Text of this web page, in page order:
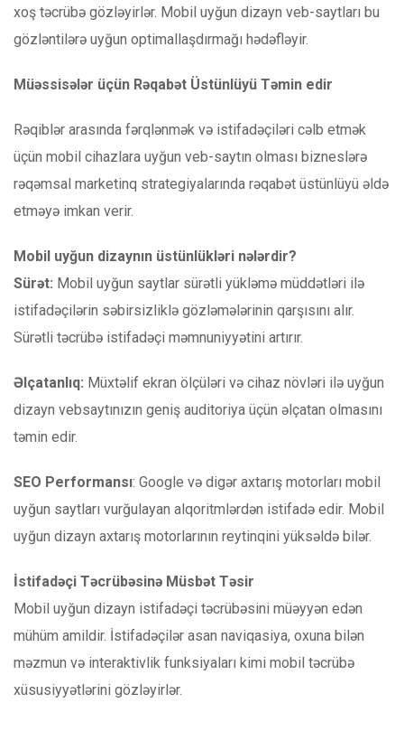
xoş təcrübə gözləyirlər. Mobil uyğun dizayn veb-saytları bu
gözləntilərə uyğun optimallaşdırmağı hədəfləyir.
Müəssisələr üçün Rəqabət Üstünlüyü Təmin edir
Rəqiblər arasında fərqlənmək və istifadəçiləri cəlb etmək
üçün mobil cihazlara uyğun veb-saytın olması bizneslərə
rəqəmsal marketinq strategiyalarında rəqabət üstünlüyü əldə
etməyə imkan verir.
Mobil uyğun dizaynın üstünlükləri nələrdir?
Sürət: Mobil uyğun saytlar sürətli yükləmə müddətləri ilə
istifadəçilərin səbirsizliklə gözləmələrinin qarşısını alır.
Sürətli təcrübə istifadəçi məmnuniyyətini artırır.
Əlçatanlıq: Müxtəlif ekran ölçüləri və cihaz növləri ilə uyğun
dizayn vebsaytınızın geniş auditoriya üçün əlçatan olmasını
təmin edir.
SEO Performansı: Google və digər axtarış motorları mobil
uyğun saytları vurğulayan alqoritmlərdən istifadə edir. Mobil
uyğun dizayn axtarış motorlarının reytinqini yüksəldə bilər.
İstifadəçi Təcrübəsinə Müsbət Təsir
Mobil uyğun dizayn istifadəçi təcrübəsini müəyyən edən
mühüm amildir. İstifadəçilər asan naviqasiya, oxuna bilən
məzmun və interaktivlik funksiyaları kimi mobil təcrübə
xüsusiyyətlərini gözləyirlər.